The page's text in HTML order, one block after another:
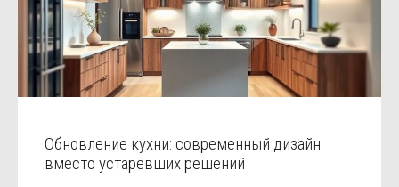
Обновление кухни: современный дизайн
вместо устаревших решений